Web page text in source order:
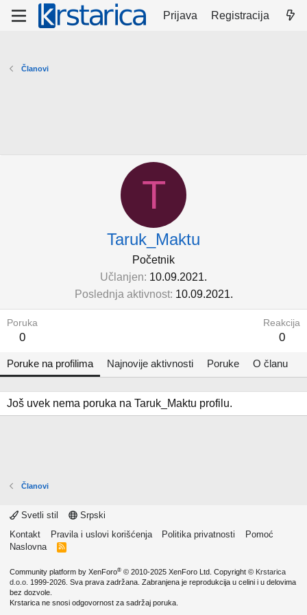
Prijava Registracija
Članovi
T
Taruk_Maktu
Početnik
Učlanjen 10.09.2021.
Poslednja aktivnost 10.09.2021.
Poruka
0
Reakcija
0
Poruke na profilima Najnovije aktivnosti Poruke O članu
Još uvek nema poruka na Taruk_Maktu profilu.
Članovi
Svetli stil
Srpski
Kontakt
Pravila i uslovi korišćenja Politika privatnosti
Pomoć
Naslovna
R
Community platform by XenForo® © 2010-2025 XenForo Ltd. Copyright © Krstarica
d.o.o. 1999-2026. Sva prava zadržana. Zabranjena je reprodukcija u celini i u delovima
bez dozvole.
Krstarica ne snosi odgovornost za sadržaj poruka.